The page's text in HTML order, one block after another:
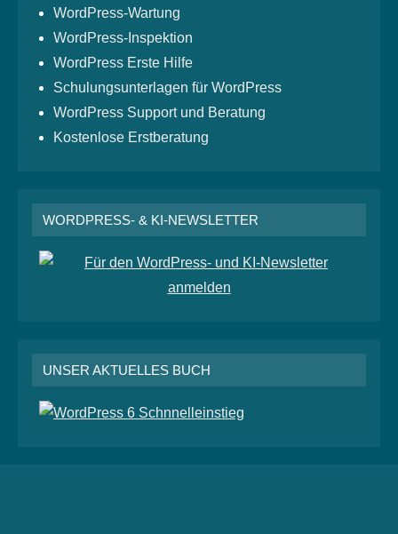
WordPress-Wartung
WordPress-Inspektion
WordPress Erste Hilfe
Schulungsunterlagen für WordPress
WordPress Support und Beratung
Kostenlose Erstberatung
WORDPRESS- & KI-NEWSLETTER
UNSER AKTUELLES BUCH